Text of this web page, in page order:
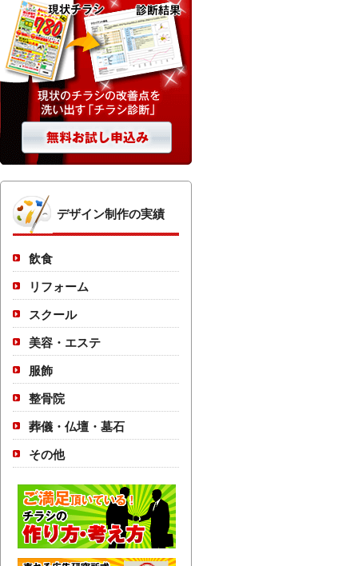
デザイン制作の実績
飲食
リフォーム
スクール
美容・エステ
服飾
整骨院
葬儀・仏壇・墓石
その他